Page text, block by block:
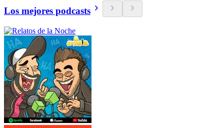
Los mejores podcasts